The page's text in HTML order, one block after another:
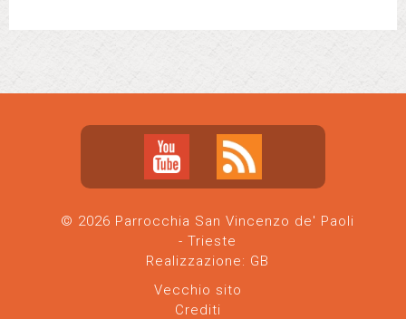
© 2026 Parrocchia San Vincenzo de' Paoli
- Trieste
Realizzazione: GB
Vecchio sito
Crediti